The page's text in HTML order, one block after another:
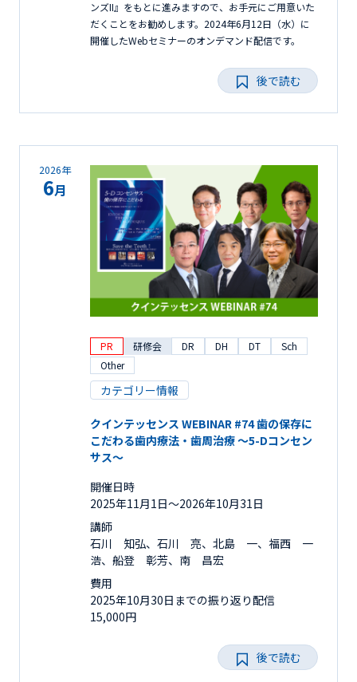
ンズII』をもとに進みますので、お手元にご用意いた
だくことをお勧めします。2024年6月12日（水）に
開催したWebセミナーのオンデマンド配信です。
後で読む
2026年
6月
PR 研修会 DR DH DT
Sch
Other
カテゴリー情報
クインテッセンス WEBINAR #74 歯の保存に
こだわる歯内療法・歯周治療 ～5-Dコンセン
サス～
開催日時
2025年11月1日〜2026年10月31日
講師
石川 知弘、石川 亮、北島 一、福西 一
浩、船登 彰芳、南 昌宏
費用
2025年10月30日までの振り返り配信
15,000円
後で読む